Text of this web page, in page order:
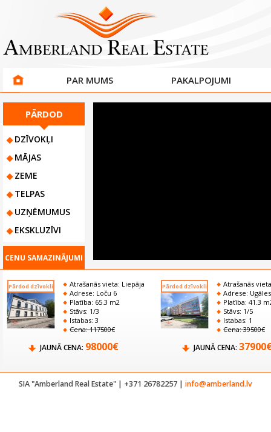
PAR MUMS PAKALPOJUMI
PĀRDOD
DZĪVOKĻI
MĀJAS
ZEME
TELPAS
UZŅĒMUMUS
EKSKLUZĪVI
CENU SAMAZINĀJUMI
Pārdod dzīvokli
Atrašanās vieta: Liepāja
Adrese: Loču 6
Platība: 65.3 m2
Stāvs: 1/3
Istabas: 3
Cena:117500€
JAUNĀ CENA: 98000€
Pārdod dzīvokli
Atrašanās
Adrese:
Platība: 41.3
Stāvs: 1/5
Istabas: 1
Cena:39500€
JAUNĀ CENA:
SIA "Amberland Real Estate" | +371 26782257 | info@amberland.lv